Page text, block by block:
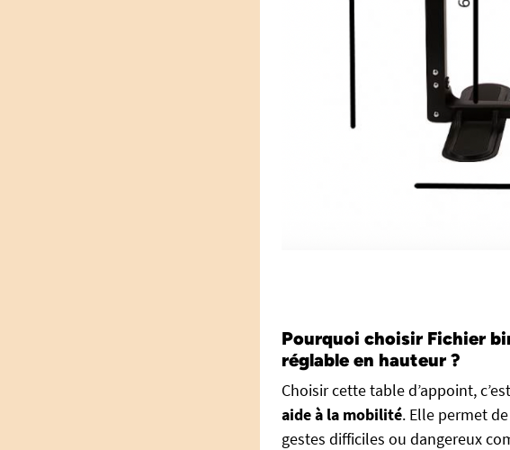
Pourquoi choisir Fichier
réglable en hauteur ?
Choisir cette table d’appoint,
aide à la mobilité. Elle permet
gestes difficiles ou dangereux